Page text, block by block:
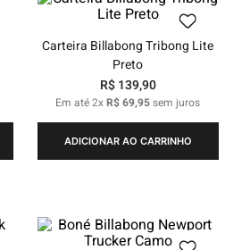
Carteira Billabong Tribong Lite
Preto
R$ 139,90
Em até2xR$69,95sem juros
ADICIONAR AO CARRINHO